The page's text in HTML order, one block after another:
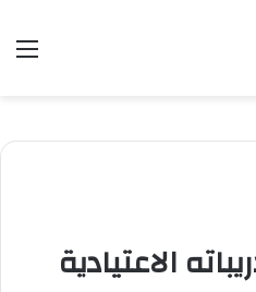
الاعتيادية